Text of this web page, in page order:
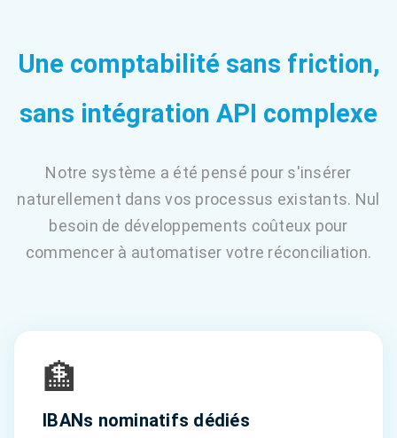
Une comptabilité sans friction,
sans intégration API complexe
Notre système a été pensé pour s'insérer
naturellement dans vos processus existants. Nul
besoin de développements coûteux pour
commencer à automatiser votre réconciliation.
🏦
IBANs nominatifs dédiés